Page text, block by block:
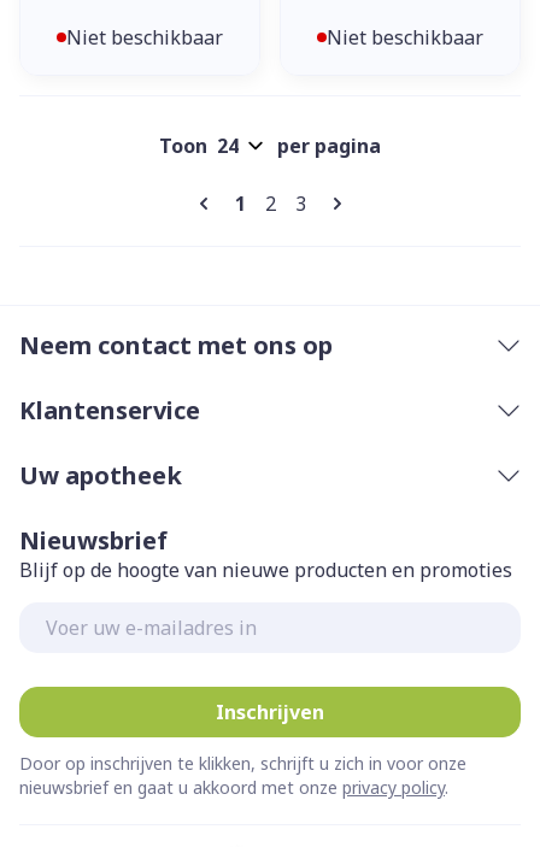
Niet beschikbaar Niet beschikbaar
Pagina's
U lees momenteel pagina
1 Pagina
2 Pagina
3
Toon per pagina
Neem contact met ons op
Klantenservice
Uw apotheek
Nieuwsbrief
Blijf op de hoogte van nieuwe producten en promoties
Inschrijven
Door op inschrijven te klikken, schrijft u zich in voor onze
nieuwsbrief en gaat u akkoord met onze privacy policy.